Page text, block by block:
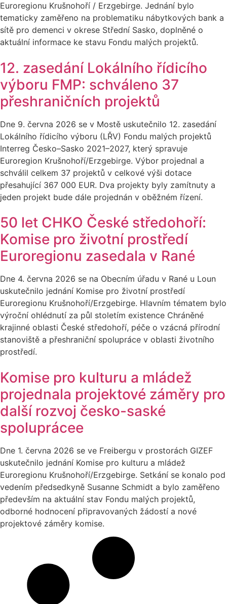
Euroregionu Krušnohoří / Erzgebirge. Jednání bylo
tematicky zaměřeno na problematiku nábytkových bank a
sítě pro demenci v okrese Střední Sasko, doplněné o
aktuální informace ke stavu Fondu malých projektů.
12. zasedání Lokálního řídicího
výboru FMP: schváleno 37
přeshraničních projektů
Dne 9. června 2026 se v Mostě uskutečnilo 12. zasedání
Lokálního řídicího výboru (LŘV) Fondu malých projektů
Interreg Česko–Sasko 2021–2027, který spravuje
Euroregion Krušnohoří/Erzgebirge. Výbor projednal a
schválil celkem 37 projektů v celkové výši dotace
přesahující 367 000 EUR. Dva projekty byly zamítnuty a
jeden projekt bude dále projednán v oběžném řízení.
50 let CHKO České středohoří:
Komise pro životní prostředí
Euroregionu zasedala v Rané
Dne 4. června 2026 se na Obecním úřadu v Rané u Loun
uskutečnilo jednání Komise pro životní prostředí
Euroregionu Krušnohoří/Erzgebirge. Hlavním tématem bylo
výroční ohlédnutí za půl stoletím existence Chráněné
krajinné oblasti České středohoří, péče o vzácná přírodní
stanoviště a přeshraniční spolupráce v oblasti životního
prostředí.
Komise pro kulturu a mládež
projednala projektové záměry pro
další rozvoj česko-saské
spoluprácee
Dne 1. června 2026 se ve Freibergu v prostorách GIZEF
uskutečnilo jednání Komise pro kulturu a mládež
Euroregionu Krušnohoří/Erzgebirge. Setkání se konalo pod
vedením předsedkyně Susanne Schmidt a bylo zaměřeno
především na aktuální stav Fondu malých projektů,
odborné hodnocení připravovaných žádostí a nové
projektové záměry komise.